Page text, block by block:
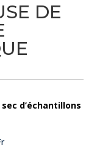
DE
d’échantillons